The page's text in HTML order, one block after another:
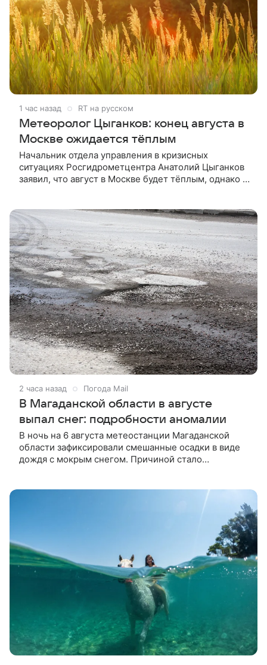
1 час назад RT на русском
Метеоролог Цыганков: конец августа в
Москве ожидается тёплым
Начальник отдела управления в кризисных
ситуациях Росгидрометцентра Анатолий Цыганков
заявил, что август в Москве будет тёплым, однако в
2 часа назад Погода Mail
В Магаданской области в августе
выпал снег: подробности аномалии
В ночь на 6 августа метеостанции Магаданской
области зафиксировали смешанные осадки в виде
дождя с мокрым снегом. Причиной стало